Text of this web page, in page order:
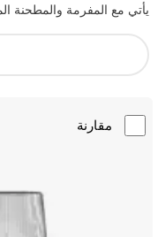
يأتي مع المفرمة والمطحنة
مقارنة